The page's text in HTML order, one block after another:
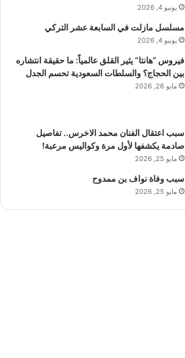
يونيو 4, 2026
مسلسل مازلت في السابعة عشر التركي
يونيو 4, 2026
فيروس “هانتا” يثير القلق عالمياً: ما حقيقة انتشاره
بين الحجاج؟ والسلطات السعودية تحسم الجدل
مايو 26, 2026
سبب اعتقال الفنان محمد الاخرس.. تفاصيل
صادمة يكشفها لأول مرة وكواليس مرعبة!
مايو 25, 2026
سبب وفاة نواف بن ممدوح
مايو 25, 2026